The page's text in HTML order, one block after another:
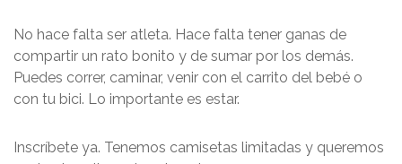
No hace falta ser atleta. Hace falta tener ganas de
compartir un rato bonito y de sumar por los demás.
Puedes correr, caminar, venir con el carrito del bebé o
con tu bici. Lo importante es estar.
Inscríbete ya. Tenemos camisetas limitadas y queremos